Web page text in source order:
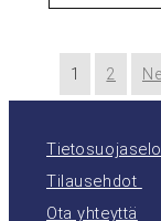
1 2
Tilausehdot
Ota yhteyttä